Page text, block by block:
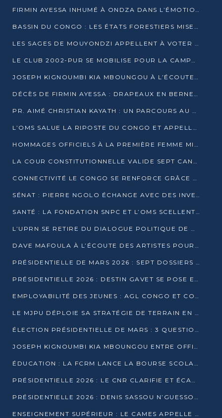
FIRMIN AYESSA INHUMÉ À ONDZA DANS L’ÉMOTION ET LE RECUEILLEMENT
BASSIN DU CONGO : LES ÉTATS FORESTIERS MISENT SUR LES MARCHÉS CARBONE
LES SAGES DE MOUYONDZI APPELLENT À VOTER DENIS SASSOU-NGUESSO
LE CLUB 2002-PUR SE MOBILISE POUR LA CAMPAGNE
JOSEPH KIGNOUMBI KIA MBOUNGOU À L’ÉCOUTE DE TALANGAÏ
DÉCÈS DE FIRMIN AYESSA : DRAPEAUX EN BERNE LUNDI
PR. AIMÉ CHRISTIAN KAYATH : UN PARCOURS AU SERVICE DE LA RECHERCHE ET DE L’INNOVATION
L’OMS SALUE LA RIPOSTE DU CONGO ET APPELLE À DES RÉFORMES DURABLES
HOMMAGES OFFICIELS À LA PREMIÈRE FEMME MINISTRE DU CONGO
LA COUR CONSTITUTIONNELLE VALIDE SEPT CANDIDATURES POUR LA PRÉSIDENTIELLE
CONNECTIVITÉ LE CONGO SE RENFORCE GRÂCE AU CÂBLE 2AFRICA
SÉNAT : PIERRE NGOLO ÉCHANGE AVEC DES INVESTISSEURS DU NUMÉRIQUE
SANTÉ : LA FONDATION SNPC ET L’OMS SCELLENT UN PARTENARIAT STRATÉGIQUE DE TROIS ANS
L’UPRN SE RETIRE DU DIALOGUE POLITIQUE DE DJAMBALA : TENSIONS DANS LE PRÉ-ÉLECTORAL CONGOLAIS
DAVE MAFOULA À L’ÉCOUTE DES ARTISTES POUR REDÉFINIR SA POLITIQUE CULTURELLE
PRÉSIDENTIELLE DE MARS 2026 : SEPT DOSSIERS DE CANDIDATURE ENREGISTRÉS À LA CLÔTURE DES DÉPÔTS
PRÉSIDENTIELLE 2026 : DESTIN GAVET SE POSE EN CANDIDAT DU « RAS-LE-BOL »
EMPLOYABILITÉ DES JEUNES : AGL CONGO ET CONGO TERMINAL S’ALLIENT À UCAC-ICAM
LE MJPU DÉPLOIE SA STRATÉGIE DE TERRAIN EN FAVEUR DE DSN
ÉLECTION PRÉSIDENTIELLE DE MARS : 3 QUESTIONS À UN EXPERT CONGOLAIS DE LA CYBERSÉCURITÉ
JOSEPH KIGNOUMBI KIA MBOUNGOU ENTRE OFFICIELLEMENT EN COURSE POUR LA PRÉSIDENTIELLE
ÉDUCATION : LA FCRM LANCE LA BOURSE SCOLAIRE FRANCINE-NTOUMI POUR PROMOUVOIR LES FILIÈRES SCIENTIFIQUES
PRÉSIDENTIELLE 2026 : LE CNR CLARIFIE ET ÉCARTE LA CANDIDATURE DU PASTEUR NTUMI
PRÉSIDENTIELLE 2026 : DENIS SASSOU N’GUESSO ANNONCE OFFICIELLEMENT SA CANDIDATURE
ENSEIGNEMENT SUPÉRIEUR : LE CAMES APPELLE À UNE UNIVERSITÉ AFRICAINE AXÉE SUR L’EMPLOYABILITÉ